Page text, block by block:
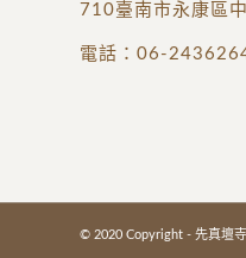
710臺南市永康區
電話： 06-
© 2020 Copyright - 先真壇